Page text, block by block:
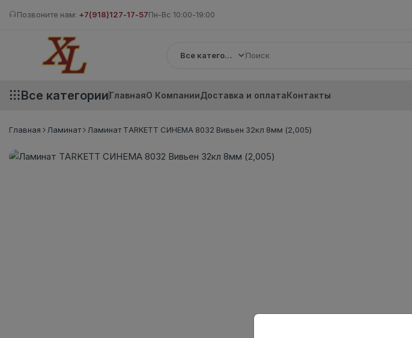
Позвоните нам: +7(918)127-17-57Пн-Вс 10:00-19:00
Все категории
Все категорииГлавнаяО КомпанииДоставка и оплатаКонтакты
Главная Ламинат Ламинат TARKETT СИНЕМА 8032 Вивьен 32кл 8мм (2,005)